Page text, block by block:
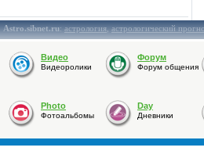
Astro.sibnet.ru:астрология,астрологический
Видео
Видеоролики
Форум
Форум общения
Photo
Фотоальбомы
Day
Дневники